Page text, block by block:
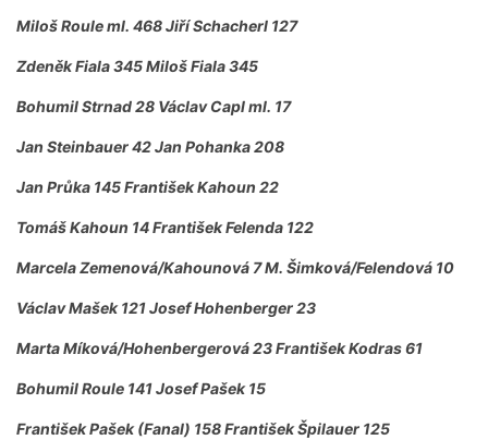
Miloš Roule ml. 468 Jiří Schacherl 127
Zdeněk Fiala 345 Miloš Fiala 345
Bohumil Strnad 28 Václav Capl ml. 17
Jan Steinbauer 42 Jan Pohanka 208
Jan Průka 145 František Kahoun 22
Tomáš Kahoun 14 František Felenda 122
Marcela Zemenová/Kahounová 7 M. Šimková/Felendová 10
Václav Mašek 121 Josef Hohenberger 23
Marta Míková/Hohenbergerová 23 František Kodras 61
Bohumil Roule 141 Josef Pašek 15
František Pašek (Fanal) 158 František Špilauer 125